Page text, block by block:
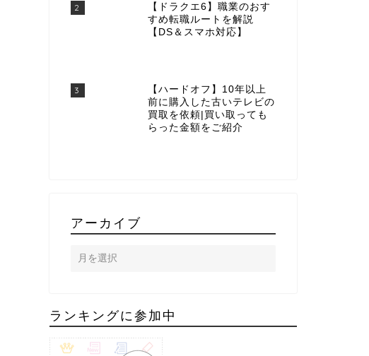
2
【ドラクエ6】職業のおす
すめ転職ルートを解説
【DS＆スマホ対応】
3
【ハードオフ】10年以上
前に購入した古いテレビの
買取を依頼|買い取っても
らった金額をご紹介
アーカイブ
ランキングに参加中